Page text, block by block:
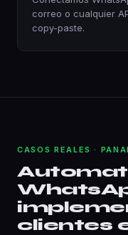
correo o cualquier
copy-paste.
CASOS REALES ·
clientes